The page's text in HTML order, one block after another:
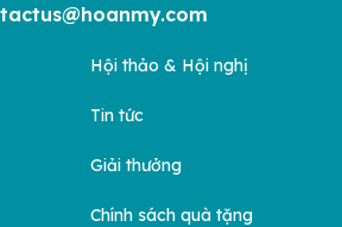
Hội thảo & Hội nghị
Tin tức
Giải thưởng
Chính sách quà tặng